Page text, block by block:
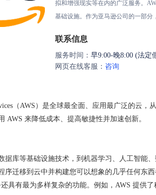
拟和增强现实等在内的广泛服务。
基础设施。作为亚马逊公司的一部
联系信息
服务时间： 早9:00-晚8:00 (法定
网页在线客服： 咨询
（AWS）是全球最全面、应用最广泛的云
AWS 来降低成本、提高敏捷性并加速创新。
据库等基础设施技术，到机器学习、人工智能
序迁移到云中并构建您可以想象的几乎任何东
具有最为多样复杂的功能。例如，AWS 提供